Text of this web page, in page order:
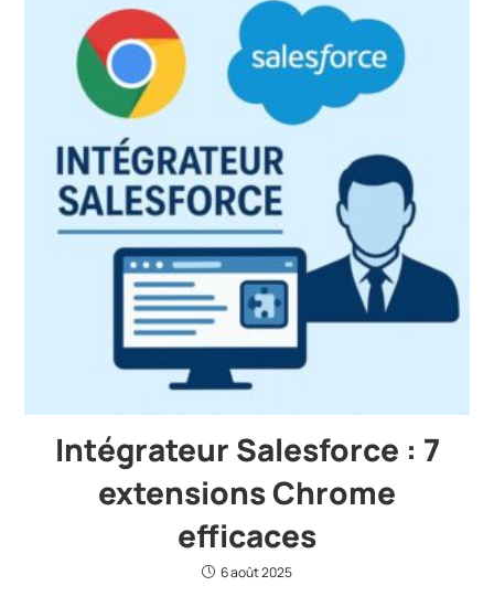
Intégrateur Salesforce : 7
extensions Chrome
efficaces
6 août 2025